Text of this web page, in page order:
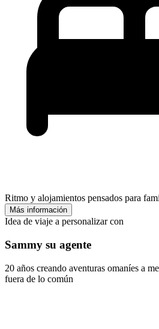
Ritmo y alojamientos pensados para
Más información
Idea de viaje a personalizar con
Sammy su agente
20 años creando aventuras omaníes a
fuera de lo común